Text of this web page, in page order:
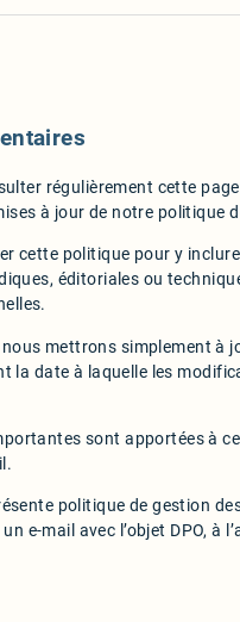
régulièrement cette
à jour de notre politique
cette politique pour y
éditoriales ou
mettrons simplement à
la date à laquelle les
sont apportées à
politique de gestion
e-mail avec l’objet DPO, à